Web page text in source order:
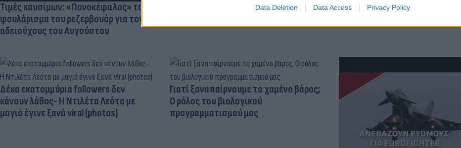
Data Deletion Data Access Privacy Policy
Τιμές καυσίμων: «Πονοκέφαλος» το
φουλάρισμα του ρεζερβουάρ για τους
αδειούχους του Αυγούστου
Δέκα εκατομμύρια followers δεν
κάνουν λάθος- Η Ντιλέτα Λεότα με
μαγιό έγινε ξανά viral (photos)
Γιατί ξαναπαίρνουμε το χαμένο βάρος;
Ο ρόλος του βιολογικού
προγραμματισμού μας